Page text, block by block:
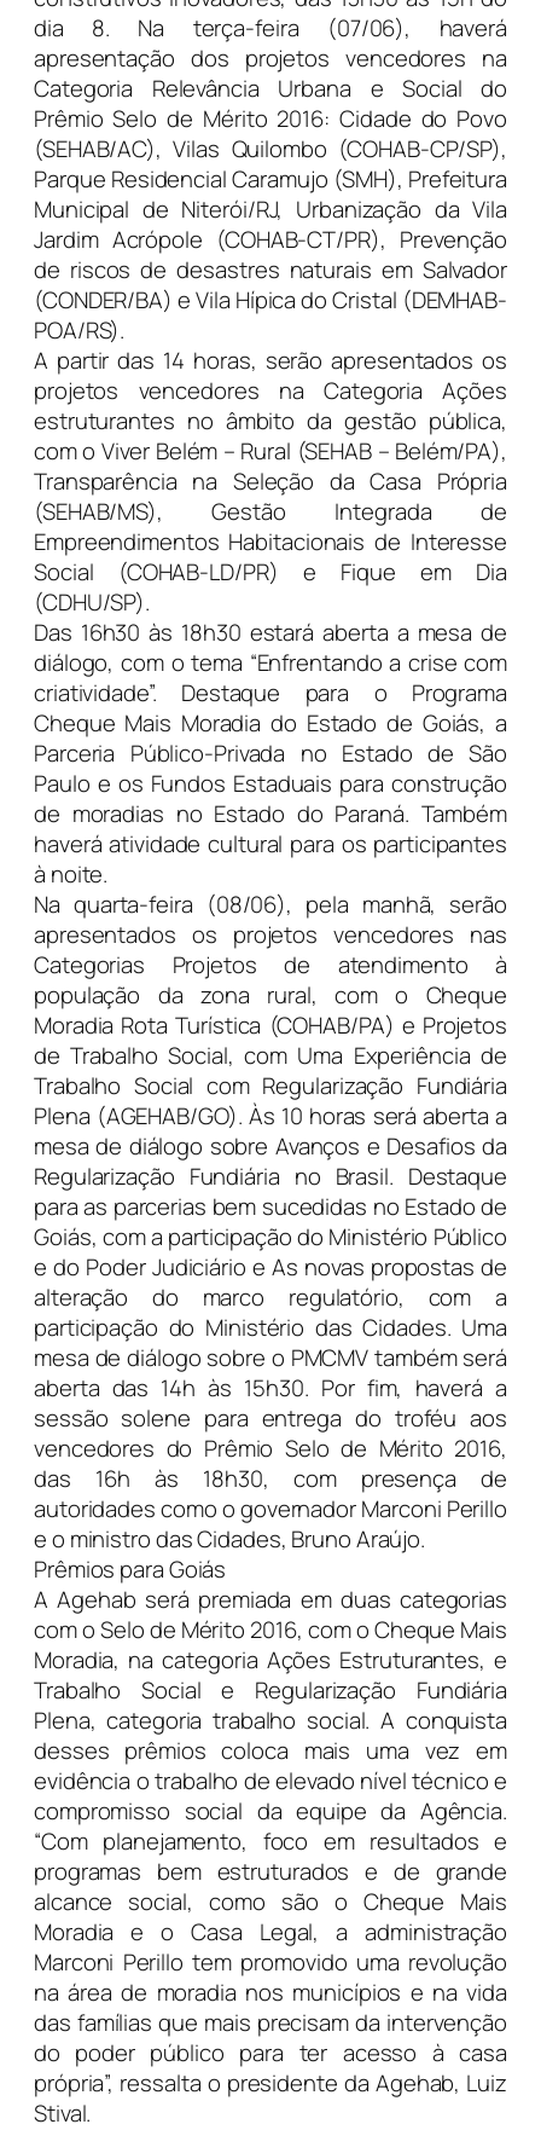
dia 8. Na terça-feira (07/06), haverá
apresentação dos projetos vencedores na
Categoria Relevância Urbana e Social do
Prêmio Selo de Mérito 2016: Cidade do Povo
(SEHAB/AC), Vilas Quilombo (COHAB-CP/SP),
Parque Residencial Caramujo (SMH), Prefeitura
Municipal de Niterói/RJ, Urbanização da Vila
Jardim Acrópole (COHAB-CT/PR), Prevenção
de riscos de desastres naturais em Salvador
(CONDER/BA) e Vila Hípica do Cristal (DEMHAB-
POA/RS).
A partir das 14 horas, serão apresentados os
projetos vencedores na Categoria Ações
estruturantes no âmbito da gestão pública,
com o Viver Belém – Rural (SEHAB – Belém/PA),
Transparência na Seleção da Casa Própria
(SEHAB/MS), Gestão Integrada de
Empreendimentos Habitacionais de Interesse
Social (COHAB-LD/PR) e Fique em Dia
(CDHU/SP).
Das 16h30 às 18h30 estará aberta a mesa de
diálogo, com o tema “Enfrentando a crise com
criatividade”. Destaque para o Programa
Cheque Mais Moradia do Estado de Goiás, a
Parceria Público-Privada no Estado de São
Paulo e os Fundos Estaduais para construção
de moradias no Estado do Paraná. Também
haverá atividade cultural para os participantes
à noite.
Na quarta-feira (08/06), pela manhã, serão
apresentados os projetos vencedores nas
Categorias Projetos de atendimento à
população da zona rural, com o Cheque
Moradia Rota Turística (COHAB/PA) e Projetos
de Trabalho Social, com Uma Experiência de
Trabalho Social com Regularização Fundiária
Plena (AGEHAB/GO). Às 10 horas será aberta a
mesa de diálogo sobre Avanços e Desafios da
Regularização Fundiária no Brasil. Destaque
para as parcerias bem sucedidas no Estado de
Goiás, com a participação do Ministério Público
e do Poder Judiciário e As novas propostas de
alteração do marco regulatório, com a
participação do Ministério das Cidades. Uma
mesa de diálogo sobre o PMCMV também será
aberta das 14h às 15h30. Por fim, haverá a
sessão solene para entrega do troféu aos
vencedores do Prêmio Selo de Mérito 2016,
das 16h às 18h30, com presença de
autoridades como o governador Marconi Perillo
e o ministro das Cidades, Bruno Araújo.
Prêmios para Goiás
A Agehab será premiada em duas categorias
com o Selo de Mérito 2016, com o Cheque Mais
Moradia, na categoria Ações Estruturantes, e
Trabalho Social e Regularização Fundiária
Plena, categoria trabalho social. A conquista
desses prêmios coloca mais uma vez em
evidência o trabalho de elevado nível técnico e
compromisso social da equipe da Agência.
“Com planejamento, foco em resultados e
programas bem estruturados e de grande
alcance social, como são o Cheque Mais
Moradia e o Casa Legal, a administração
Marconi Perillo tem promovido uma revolução
na área de moradia nos municípios e na vida
das famílias que mais precisam da intervenção
do poder público para ter acesso à casa
própria”, ressalta o presidente da Agehab, Luiz
Stival.